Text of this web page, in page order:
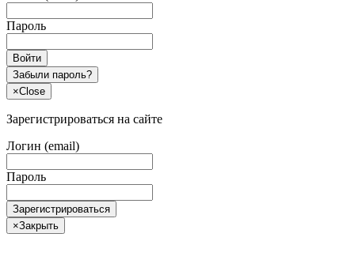
Пароль
Войти
Забыли пароль?
×Close
Зарегистрироваться на сайте
Логин (email)
Пароль
Зарегистрироваться
×Закрыть